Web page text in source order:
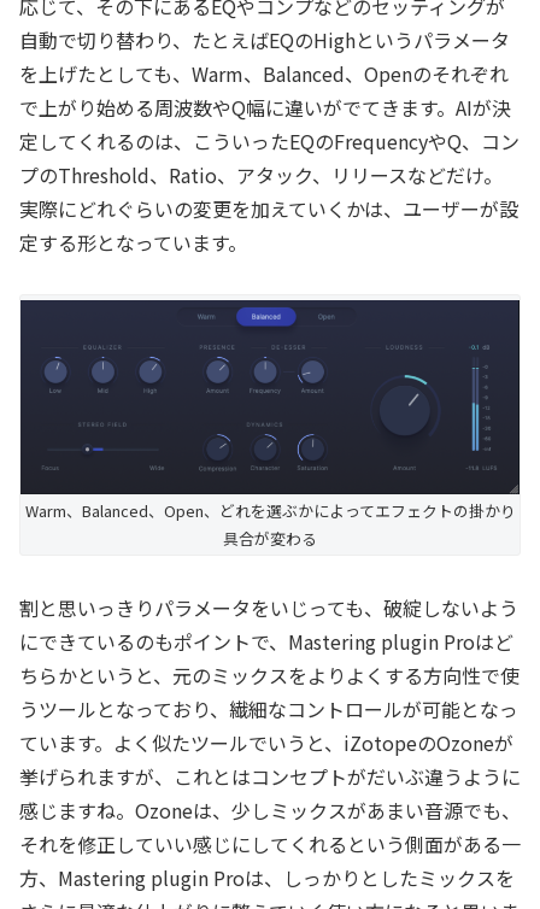
自動で切り替わり、たとえばEQのHighというパラメータ
を上げたとしても、Warm、Balanced、Openのそれぞれ
で上がり始める周波数やQ幅に違いがでてきます。AIが決
定してくれるのは、こういったEQのFrequencyやQ、コン
プのThreshold、Ratio、アタック、リリースなどだけ。
実際にどれぐらいの変更を加えていくかは、ユーザーが設
定する形となっています。
Warm、Balanced、Open、どれを選ぶかによってエフェクトの掛かり
具合が変わる
割と思いっきりパラメータをいじっても、破綻しないよう
にできているのもポイントで、Mastering plugin Proはど
ちらかというと、元のミックスをよりよくする方向性で使
うツールとなっており、繊細なコントロールが可能となっ
ています。よく似たツールでいうと、iZotopeのOzoneが
挙げられますが、これとはコンセプトがだいぶ違うように
感じますね。Ozoneは、少しミックスがあまい音源でも、
それを修正していい感じにしてくれるという側面がある一
方、Mastering plugin Proは、しっかりとしたミックスを